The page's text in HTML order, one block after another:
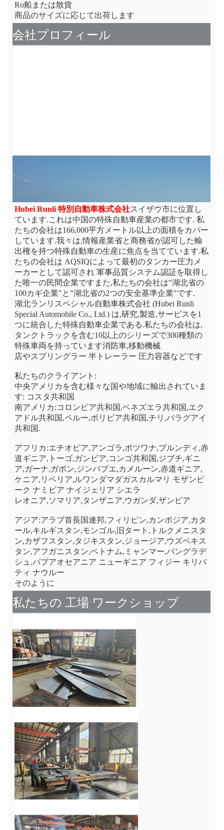
Ro船または散貨
商品のサイズに応じて出荷します
会社プロフィール
Hubei Runli 特別自動車株式会社スイザウ市に位置し
ています.これは中国の特殊自動車産業の都市です. 私
たちの会社は166,000平方メートル以上の面積をカバー
しています.我々は,情報産業省と商務省が認可した輸
出権を持つ特殊自動車の生産に焦点を当てています.私
たちの会社は AQSIQによって最初のタンカー圧力メ
ーカーとして認可され 軍事品質システム認証を取得し
た唯一の民間企業ですまた,私たちの会社は"湖北省の
100カギ企業"と"湖北省の2つの安全基準企業"です.
湖北ランリスペシャル自動車株式会社 (Hubei Runli
Special Automobile Co., Ltd.) は,研究,製造,サービスを1
つに統合した特殊自動車企業である.私たちの会社は,
タンクトラックを含む10以上のシリーズで300種類の
特殊車両を持っています消防車,移動機械
店やスプリングラー 半トレーラー 圧力容器などです
私たちのクライアント:
中央アメリカを含む様々な国や地域に輸出されていま
す: コスタ共和国
南アメリカ:コロンビア共和国,ベネズエラ共和国,エク
アドル共和国,ペルー,ボリビア共和国,チリ,パラグアイ
共和国.
アフリカ:エチオピア,アンゴラ,ボツワナ,ブルンディ,赤
道ギニア,トーゴ,ガンビア,コンゴ共和国,ジブチ,ギニ
ア,ガーナ,ガボン,ジンバブエ,カメルーン,赤道ギニア,
ケニア,リベリア,ルワンダマダガスカルマリ モザンビ
ーク ナミビア ナイジェリア シエラ
レオニア,ソマリア,タンザニア,ウガンダ,ザンビア
アジア:アラブ首長国連邦,フィリピン,カンボジア,カタ
ール,キルギスタン,モンゴル,旧タート,トルクメニスタ
ン,カザフスタン,タジキスタン,ジョージア,ウズベキス
タン,アフガニスタン,ベトナム,ミャンマー,バングラデ
シュ.パプアオセアニア ニューギニア フィジー キリバ
ティ ナウルー
そのように
私たちの 工場 ワークショップ